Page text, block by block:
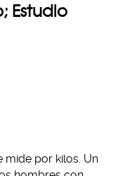
Estudio
mide por kilos. Un